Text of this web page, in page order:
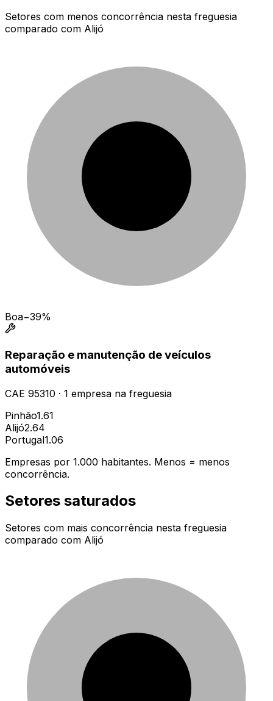
Setores com menos concorrência nesta freguesia
comparado com Alijó
Boa−39%
Reparação e manutenção de veículos
automóveis
CAE 95310 · 1 empresa na freguesia
Pinhão1.61
Alijó2.64
Portugal1.06
Empresas por 1.000 habitantes. Menos = menos
concorrência.
Setores saturados
Setores com mais concorrência nesta freguesia
comparado com Alijó